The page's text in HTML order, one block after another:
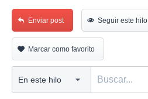
Enviar post Seguir este hilo
Marcar como favorito